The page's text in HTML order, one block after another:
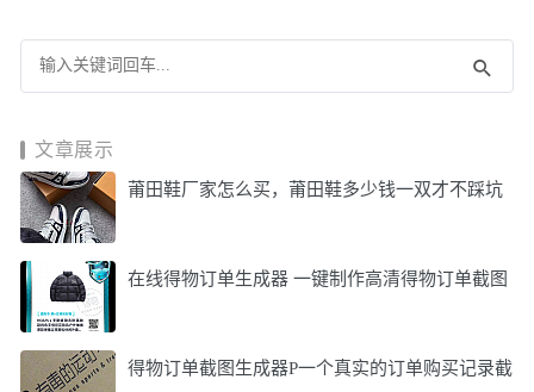
文章展示
莆田鞋厂家怎么买，莆田鞋多少钱一双才不踩坑
在线得物订单生成器 一键制作高清得物订单截图
得物订单截图生成器P一个真实的订单购买记录截